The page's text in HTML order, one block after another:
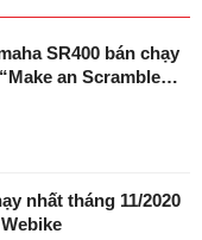
SR400 bán chạy
an Scramble…
nhất tháng 11/2020